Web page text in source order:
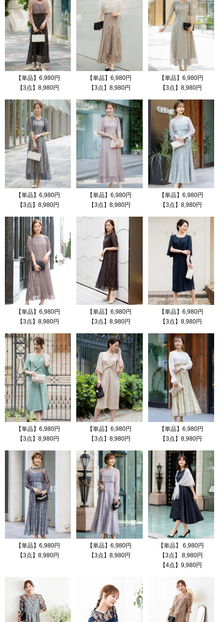
【単品】6,980円
【3点】8,980円
【単品】6,980円
【3点】8,980円
【単品】6,980円
【3点】8,980円
【単品】6,980円
【3点】8,980円
【単品】6,980円
【3点】8,980円
【単品】6,980円
【3点】8,980円
【単品】6,980円
【3点】8,980円
【単品】6,980円
【3点】8,980円
【単品】6,980円
【3点】8,980円
【単品】6,980円
【3点】8,980円
【単品】6,980円
【3点】8,980円
【単品】6,980円
【3点】8,980円
【単品】6,980円
【3点】8,980円
【単品】6,980円
【3点】8,980円
【単品】 6,980円
【3点】 8,980円
【4点】9,980円